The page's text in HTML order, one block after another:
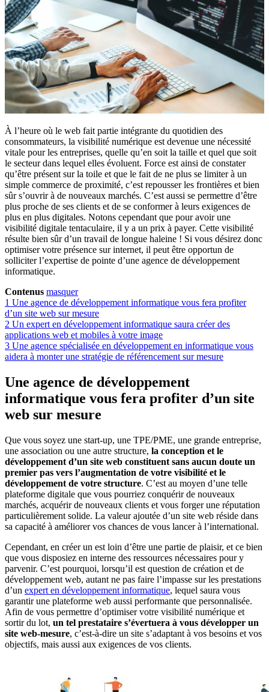
À l’heure où le web fait partie intégrante du quotidien des
consommateurs, la visibilité numérique est devenue une nécessité
vitale pour les entreprises, quelle qu’en soit la taille et quel que soit
le secteur dans lequel elles évoluent. Force est ainsi de constater
qu’être présent sur la toile et que le fait de ne plus se limiter à un
simple commerce de proximité, c’est repousser les frontières et bien
sûr s’ouvrir à de nouveaux marchés. C’est aussi se permettre d’être
plus proche de ses clients et de se conformer à leurs exigences de
plus en plus digitales. Notons cependant que pour avoir une
visibilité digitale tentaculaire, il y a un prix à payer. Cette visibilité
résulte bien sûr d’un travail de longue haleine ! Si vous désirez donc
optimiser votre présence sur internet, il peut être opportun de
solliciter l’expertise de pointe d’une agence de développement
informatique.
Contenus masquer
1 Une agence de développement informatique vous fera profiter
d’un site web sur mesure
2 Un expert en développement informatique saura créer des
applications web et mobiles à votre image
3 Une agence spécialisée en développement en informatique vous
aidera à monter une stratégie de référencement sur mesure
Une agence de développement
informatique vous fera profiter d’un site
web sur mesure
Que vous soyez une start-up, une TPE/PME, une grande entreprise,
une association ou une autre structure, la conception et le
développement d’un site web constituent sans aucun doute un
premier pas vers l’augmentation de votre visibilité et le
développement de votre structure. C’est au moyen d’une telle
plateforme digitale que vous pourriez conquérir de nouveaux
marchés, acquérir de nouveaux clients et vous forger une réputation
particulièrement solide. La valeur ajoutée d’un site web réside dans
sa capacité à améliorer vos chances de vous lancer à l’international.
Cependant, en créer un est loin d’être une partie de plaisir, et ce bien
que vous disposiez en interne des ressources nécessaires pour y
parvenir. C’est pourquoi, lorsqu’il est question de création et de
développement web, autant ne pas faire l’impasse sur les prestations
d’un expert en développement informatique, lequel saura vous
garantir une plateforme web aussi performante que personnalisée.
Afin de vous permettre d’optimiser votre visibilité numérique et
sortir du lot, un tel prestataire s’évertuera à vous développer un
site web-mesure, c’est-à-dire un site s’adaptant à vos besoins et vos
objectifs, mais aussi aux exigences de vos clients.